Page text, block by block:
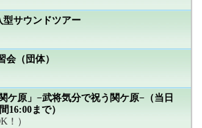
型サウンドツアー
会（団体）
ケ原」−武将気分で祝う関ケ原−（当日
16:00まで）
！）